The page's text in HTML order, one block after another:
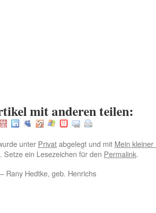
mit anderen teilen:
unter Privatabgelegt und mit Mein
Setze ein Lesezeichen für den Permalink.
Rany Hedtke, geb. Henrichs